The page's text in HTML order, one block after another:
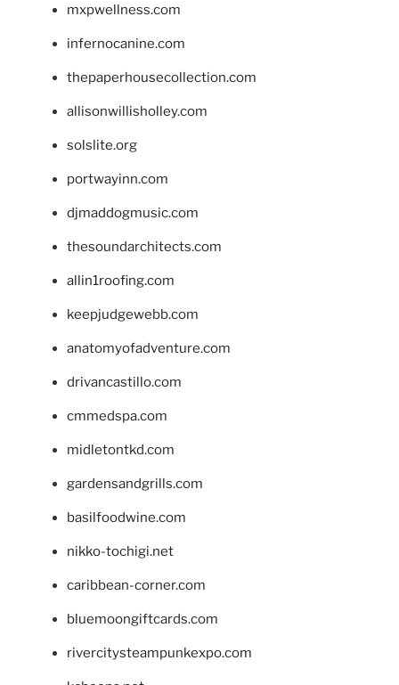
mxpwellness.com
infernocanine.com
thepaperhousecollection.com
allisonwillisholley.com
solslite.org
portwayinn.com
djmaddogmusic.com
thesoundarchitects.com
allin1roofing.com
keepjudgewebb.com
anatomyofadventure.com
drivancastillo.com
cmmedspa.com
midletontkd.com
gardensandgrills.com
basilfoodwine.com
nikko-tochigi.net
caribbean-corner.com
bluemoongiftcards.com
rivercitysteampunkexpo.com